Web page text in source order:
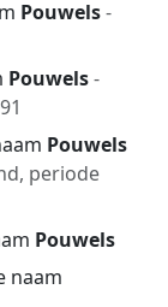
Pouwels-
Pouwels-
Pouwels
periode
Pouwels
naam